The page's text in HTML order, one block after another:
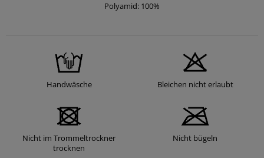
Polyamid: 100%
Handwäsche Bleichen nicht erlaubt
Nicht im Trommeltrockner
trocknen
Nicht bügeln